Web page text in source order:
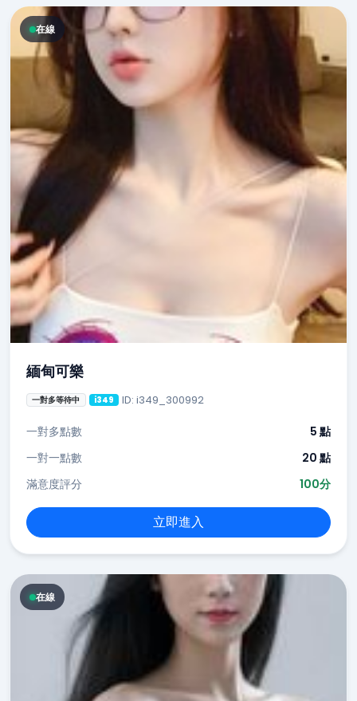
在線
緬甸可樂
一對多等待中 i349 ID: i349_300992
一對多點數
5 點
一對一點數
20 點
滿意度評分
100分
立即進入
在線